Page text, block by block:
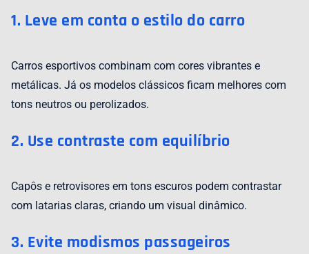
1. Leve em conta o estilo do carro
Carros esportivos combinam com cores vibrantes e
metálicas. Já os modelos clássicos ficam melhores com
tons neutros ou perolizados.
2. Use contraste com equilíbrio
Capôs e retrovisores em tons escuros podem contrastar
com latarias claras, criando um visual dinâmico.
3. Evite modismos passageiros